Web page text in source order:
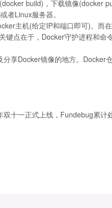
build)，下载镜像(docker
者Linux服务器。
主机(给定IP和端口即可)。而在
键点在于，Docker守护进程和命
分享Docker镜像的地方。Docker
十一正式上线，Fundebug累计